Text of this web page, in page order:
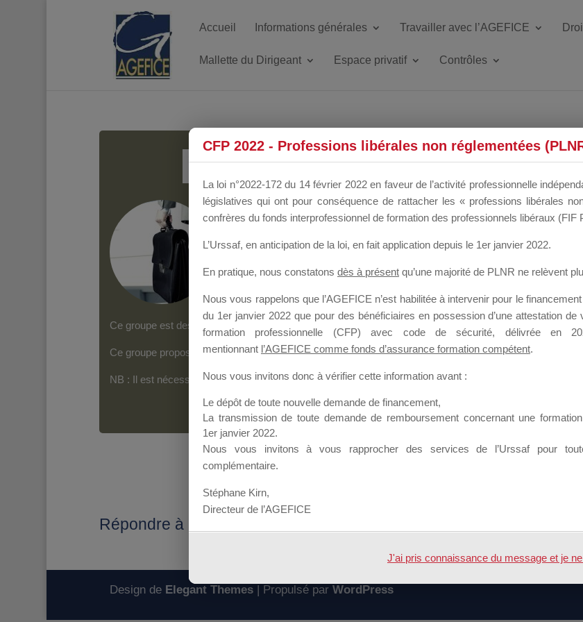
Accueil Informations générales Travailler avec l’AGEFICE
Mallette du Dirigeant Espace privatif Contrôles
MALLETTE DU
Groupe Public il y a un mois
Ce groupe est destiné aux Organismes de Formation qui souhaitent répondre à l’Appel à Propositions
Ce groupe propose un forum dédié au support sur lequel il est possible de laisser un message ou poser
NB : Il est nécessaire d’êtreinscrit(e)pour pouvoir rejoindre ce groupe
Répondre à : Financement Mallette du dirigeant
Design de Elegant Themes| Propulsé par WordPress
CFP 2022 - Professions libérales non réglementées
La loi n°2022-172 du 14 février 2022 en faveur de l’activité professionnelle
législatives qui ont pour conséquence de rattacher les « professions libérales
confrères du fonds interprofessionnel de formation des professionnels libéraux (FIF
L’Urssaf, en anticipation de la loi, en fait application depuis le 1er janvier 2022.
En pratique, nous constatons dès à présent qu’une majorité de PLNR ne relèvent
Nous vous rappelons que l’AGEFICE n’est habilitée à intervenir pour le
du 1er janvier 2022 que pour des bénéficiaires en possession d’une attestation
formation professionnelle (CFP) avec code de sécurité, délivrée en
mentionnant l’AGEFICE comme fonds d’assurance formation compétent.
Nous vous invitons donc à vérifier cette information avant :
Le dépôt de toute nouvelle demande de financement,
La transmission de toute demande de remboursement concernant une
1er janvier 2022.
Nous vous invitons à vous rapprocher des services de l’Urssaf pour
complémentaire.
Stéphane Kirn,
Directeur de l’AGEFICE
J'ai pris connaissance du message et je